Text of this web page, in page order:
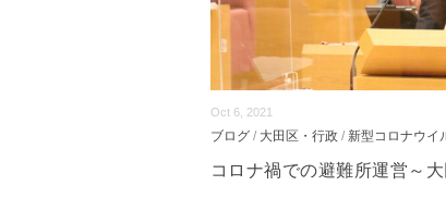
Oct 6, 2021
ブログ/ 大田区・行政 / 新型コロナウイ
コロナ禍での避難所運営～